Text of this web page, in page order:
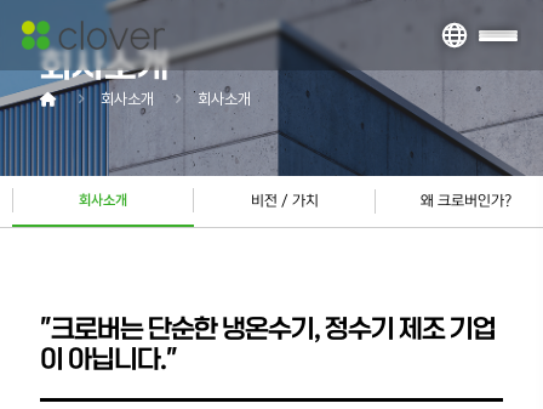
회사소개
회사소개 회사소개
회사소개 비전 / 가치 왜 크로버인가?
"크로버는 단순한 냉온수기,정수기 제조 기업
이 아닙니다."